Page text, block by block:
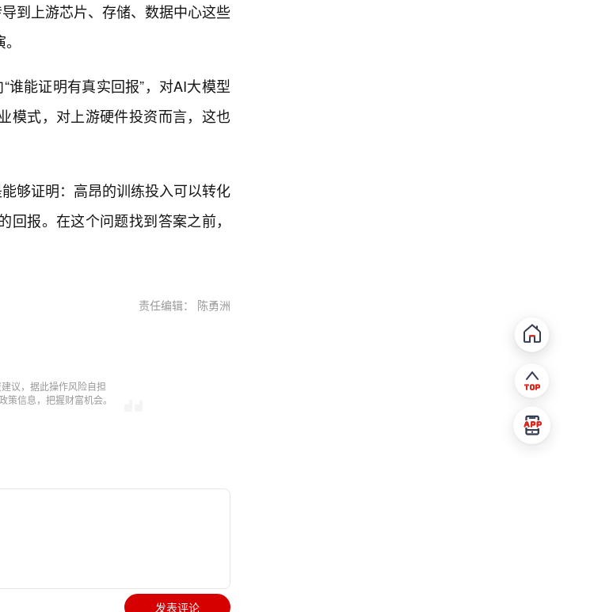
到上游芯片、存储、数据中心这些
谁能证明有真实回报”，对AI大模型
模式，对上游硬件投资而言，这也
够证明：高昂的训练投入可以转化
报。在这个问题找到答案之前，
责任编辑： 陈勇洲
议，据此操作风险自担
信息，把握财富机会。
发表评论